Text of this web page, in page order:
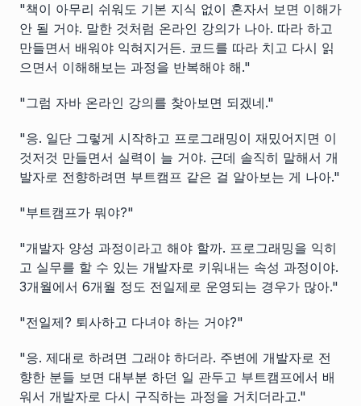
"책이 아무리 쉬워도 기본 지식 없이 혼자서 보면 이해가
안 될 거야. 말한 것처럼 온라인 강의가 나아. 따라 하고
만들면서 배워야 익혀지거든. 코드를 따라 치고 다시 읽
으면서 이해해보는 과정을 반복해야 해."
"그럼 자바 온라인 강의를 찾아보면 되겠네."
"응. 일단 그렇게 시작하고 프로그래밍이 재밌어지면 이
것저것 만들면서 실력이 늘 거야. 근데 솔직히 말해서 개
발자로 전향하려면 부트캠프 같은 걸 알아보는 게 나아."
"부트캠프가 뭐야?"
"개발자 양성 과정이라고 해야 할까. 프로그래밍을 익히
고 실무를 할 수 있는 개발자로 키워내는 속성 과정이야.
3개월에서 6개월 정도 전일제로 운영되는 경우가 많아."
"전일제? 퇴사하고 다녀야 하는 거야?"
"응. 제대로 하려면 그래야 하더라. 주변에 개발자로 전
향한 분들 보면 대부분 하던 일 관두고 부트캠프에서 배
워서 개발자로 다시 구직하는 과정을 거치더라고."